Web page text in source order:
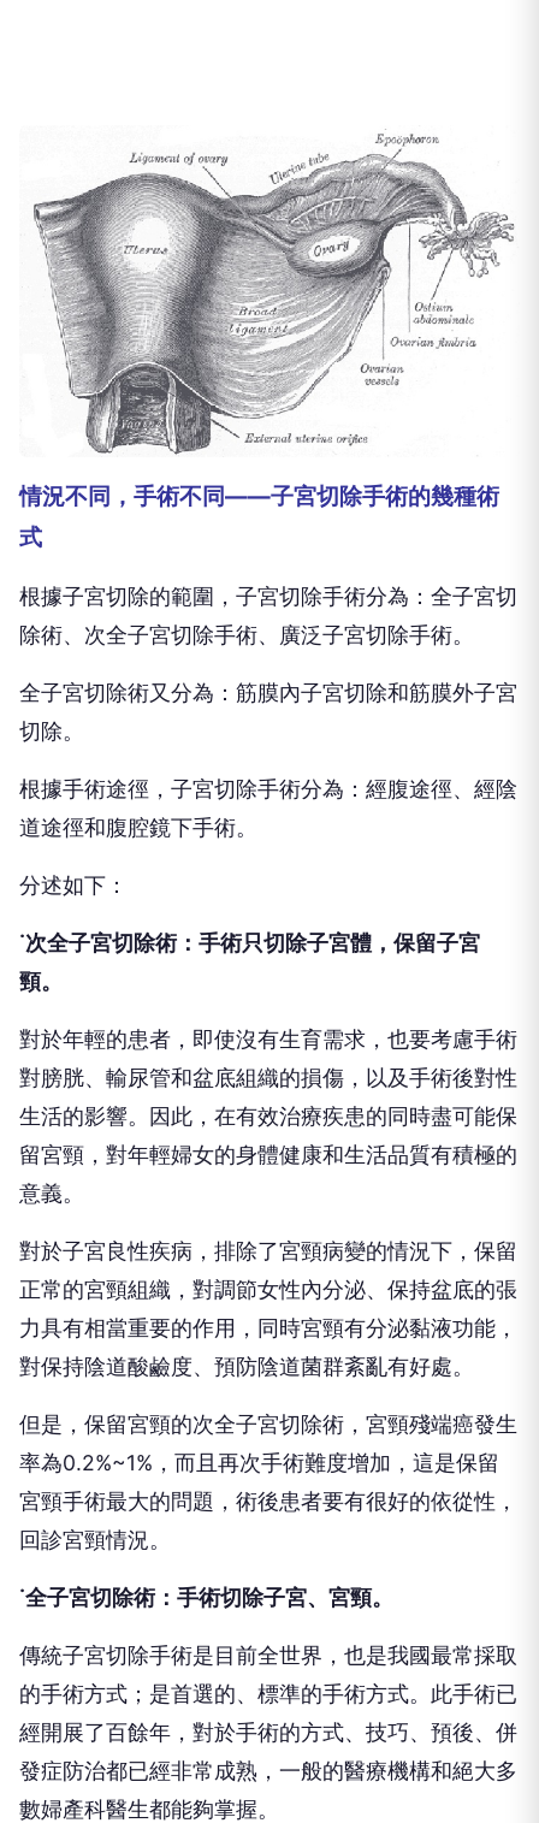
情況不同，手術不同——子宮切除手術的幾種術
式
根據子宮切除的範圍，子宮切除手術分為：全子宮切
除術、次全子宮切除手術、廣泛子宮切除手術。
全子宮切除術又分為：筋膜內子宮切除和筋膜外子宮
切除。
根據手術途徑，子宮切除手術分為：經腹途徑、經陰
道途徑和腹腔鏡下手術。
分述如下：
˙次全子宮切除術：手術只切除子宮體，保留子宮
頸。
對於年輕的患者，即使沒有生育需求，也要考慮手術
對膀胱、輸尿管和盆底組織的損傷，以及手術後對性
生活的影響。因此，在有效治療疾患的同時盡可能保
留宮頸，對年輕婦女的身體健康和生活品質有積極的
意義。
對於子宮良性疾病，排除了宮頸病變的情況下，保留
正常的宮頸組織，對調節女性內分泌、保持盆底的張
力具有相當重要的作用，同時宮頸有分泌黏液功能，
對保持陰道酸鹼度、預防陰道菌群紊亂有好處。
但是，保留宮頸的次全子宮切除術，宮頸殘端癌發生
率為0.2%~1%，而且再次手術難度增加，這是保留
宮頸手術最大的問題，術後患者要有很好的依從性，
回診宮頸情況。
˙全子宮切除術：手術切除子宮、宮頸。
傳統子宮切除手術是目前全世界，也是我國最常採取
的手術方式；是首選的、標準的手術方式。此手術已
經開展了百餘年，對於手術的方式、技巧、預後、併
發症防治都已經非常成熟，一般的醫療機構和絕大多
數婦產科醫生都能夠掌握。